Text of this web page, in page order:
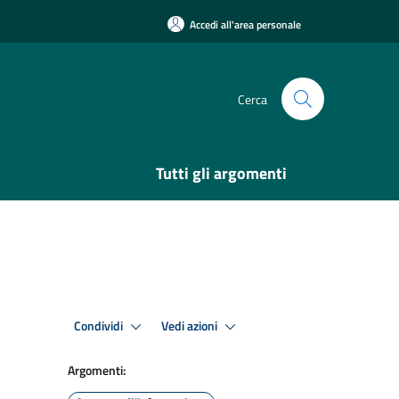
Accedi all'area personale
Cerca
Tutti gli argomenti
Condividi Vedi azioni
Argomenti: